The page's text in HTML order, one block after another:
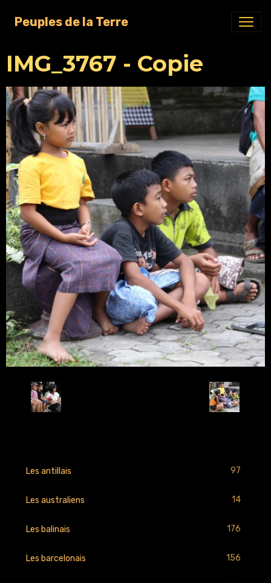
Peuples de la Terre
IMG_3767 - Copie
Les antillais 97
Les australiens 14
Les balinais 176
Les barcelonais 156